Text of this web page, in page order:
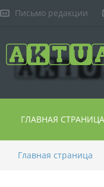
Письмо редакции
ГЛАВНАЯ СТРАНИЦА
Главная страница